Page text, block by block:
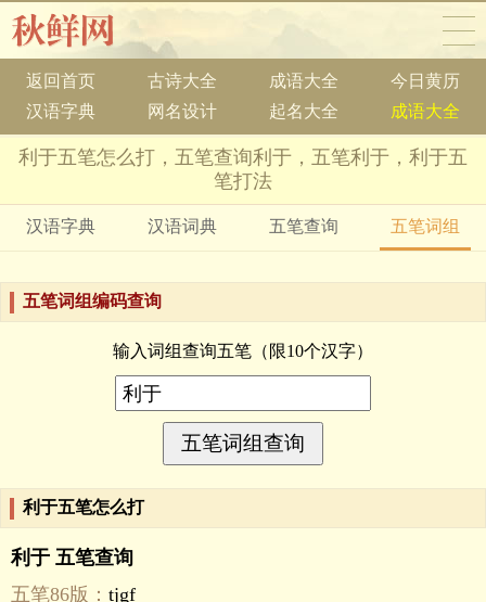
返回首页 古诗大全 成语大全
今日黄历
汉语字典
网名设计 起名大全 成语大全
利于五笔怎么打，五笔查询利于，五笔利于，利于五
笔打法
汉语字典 汉语词典 五笔查询 五笔词组
五笔词组编码查询
输入词组查询五笔（限10个汉字）
利于五笔怎么打
利于 五笔查询
五笔86版： tjgf